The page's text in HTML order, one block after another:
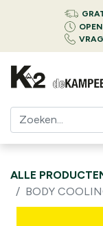
ALLE
BODY